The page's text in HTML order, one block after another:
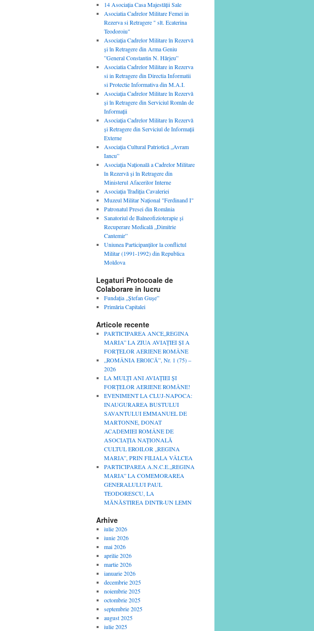
14 Asociaţia Casa Majestăţii Sale
Asociatia Cadrelor Militare Femei in
Rezerva si Retragere " slt. Ecaterina
Teodoroiu"
Asociația Cadrelor Militare în Rezervă
și în Retragere din Arma Geniu
”General Constantin N. Hârjeu”
Asociatia Cadrelor Militare in Rezerva
si in Retragere din Directia Informatii
si Protectie Informativa din M.A.I.
Asociația Cadrelor Militare în Rezervă
și în Retragere din Serviciul Român de
Informații
Asociaţia Cadrelor Militare în Rezervă
şi Retragere din Serviciul de Informaţii
Externe
Asociaţia Cultural Patriotică „Avram
Iancu”
Asociația Națională a Cadrelor Militare
în Rezervă și în Retragere din
Ministerul Afacerilor Interne
Asociaţia Tradiţia Cavaleriei
Muzeul Militar Naţional "Ferdinand I"
Patronatul Presei din România
Sanatoriul de Balneofizioterapie şi
Recuperare Medicală „Dimitrie
Cantemir”
Uniunea Participanţilor la conflictul
Militar (1991-1992) din Republica
Moldova
Legaturi Protocoale de
Colaborare in lucru
Fundaţia „Ştefan Guşe”
Primăria Capitalei
Articole recente
PARTICIPAREA ANCE„REGINA
MARIA” LA ZIUA AVIAȚIEI ȘI A
FORȚELOR AERIENE ROMÂNE
„ROMÂNIA EROICĂ”, Nr. 1 (75) –
2026
LA MULȚI ANI AVIAȚIEI ȘI
FORȚELOR AERIENE ROMÂNE!
EVENIMENT LA CLUJ-NAPOCA:
INAUGURAREA BUSTULUI
SAVANTULUI EMMANUEL DE
MARTONNE, DONAT
ACADEMIEI ROMÂNE DE
ASOCIAȚIA NAȚIONALĂ
CULTUL EROILOR „REGINA
MARIA”, PRIN FILIALA VÂLCEA
PARTICIPAREA A.N.C.E.„REGINA
MARIA” LA COMEMORAREA
GENERALULUI PAUL
TEODORESCU, LA
MĂNĂSTIREA DINTR-UN LEMN
Arhive
iulie 2026
iunie 2026
mai 2026
aprilie 2026
martie 2026
ianuarie 2026
decembrie 2025
noiembrie 2025
octombrie 2025
septembrie 2025
august 2025
iulie 2025